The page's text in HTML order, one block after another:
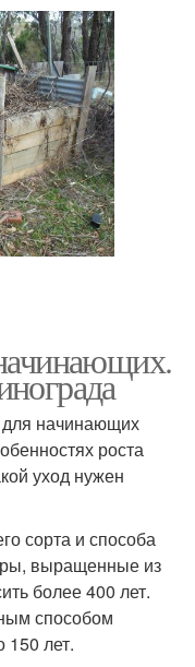
для начинающих
роста
уход нужен
сорта и способа
выращенные из
более 400 лет.
способом
150 лет.